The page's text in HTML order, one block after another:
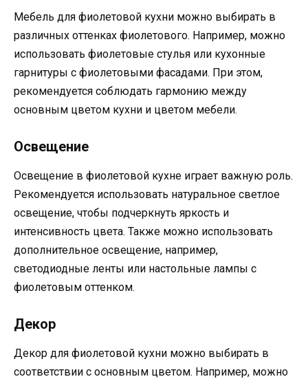
Мебель для фиолетовой кухни можно выбирать в
различных оттенках фиолетового. Например, можно
использовать фиолетовые стулья или кухонные
гарнитуры с фиолетовыми фасадами. При этом,
рекомендуется соблюдать гармонию между
основным цветом кухни и цветом мебели.
Освещение
Освещение в фиолетовой кухне играет важную роль.
Рекомендуется использовать натуральное светлое
освещение, чтобы подчеркнуть яркость и
интенсивность цвета. Также можно использовать
дополнительное освещение, например,
светодиодные ленты или настольные лампы с
фиолетовым оттенком.
Декор
Декор для фиолетовой кухни можно выбирать в
соответствии с основным цветом. Например, можно